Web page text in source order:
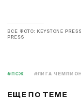
ВСЕ ФОТО: KEYSTONE
PRESS
#ПСЖ #ЛИГА
ЕЩЕ ПО ТЕМЕ